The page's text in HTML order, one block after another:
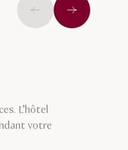
PrécédentSuivant
L’hôtel
votre